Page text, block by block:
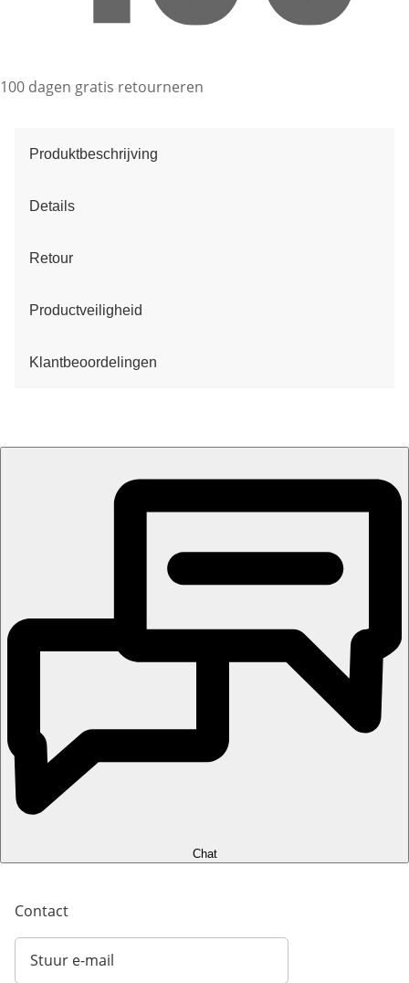
100 dagen gratis retourneren
Produktbeschrijving
Details
Retour
Productveiligheid
Klantbeoordelingen
Chat
Contact
Stuur e-mail
Opent e-mailclient